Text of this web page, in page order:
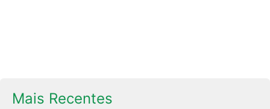
Mais Recentes